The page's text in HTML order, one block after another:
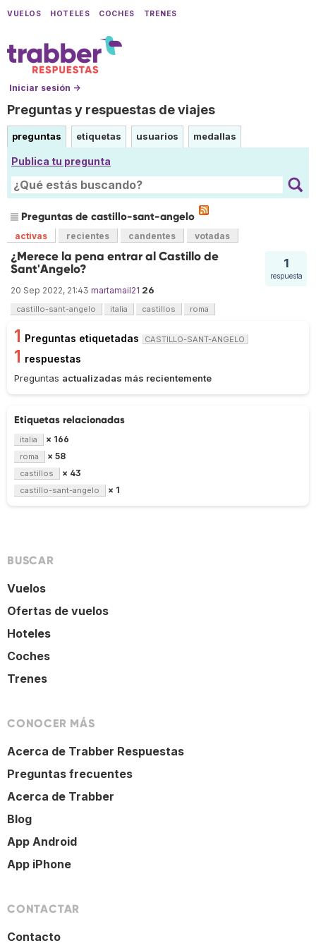
VUELOS HOTELES COCHES TRENES
Iniciar sesión →
Preguntas y respuestas de viajes
preguntas etiquetas usuarios medallas
Publica tu pregunta
Preguntas de castillo-sant-angelo
activas recientes candentes votadas
1
respuesta
¿Merece la pena entrar al Castillo de
Sant'Angelo?
20 Sep 2022, 21:43 martamail21 26
castillo-sant-angelo italia castillos roma
1 Preguntas etiquetadas CASTILLO-SANT-ANGELO
1 respuestas
Preguntas actualizadas más recientemente
Etiquetas relacionadas
italia × 166
roma × 58
castillos × 43
castillo-sant-angelo × 1
BUSCAR
Vuelos
Ofertas de vuelos
Hoteles
Coches
Trenes
CONOCER MÁS
Acerca de Trabber Respuestas
Preguntas frecuentes
Acerca de Trabber
Blog
App Android
App iPhone
CONTACTAR
Contacto